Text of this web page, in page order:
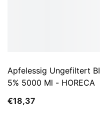
Apfelessig Ungefiltert
5% 5000 Ml - HORECA
€18,37